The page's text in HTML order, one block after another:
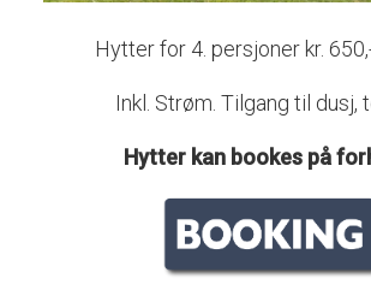
Hytter for 4. persjoner kr.
Inkl. Strøm. Tilgang til dusj,
Hytter kan bookes på